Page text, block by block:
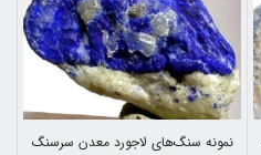
نمونه سنگ‌های لاجورد معدن سرسنگ